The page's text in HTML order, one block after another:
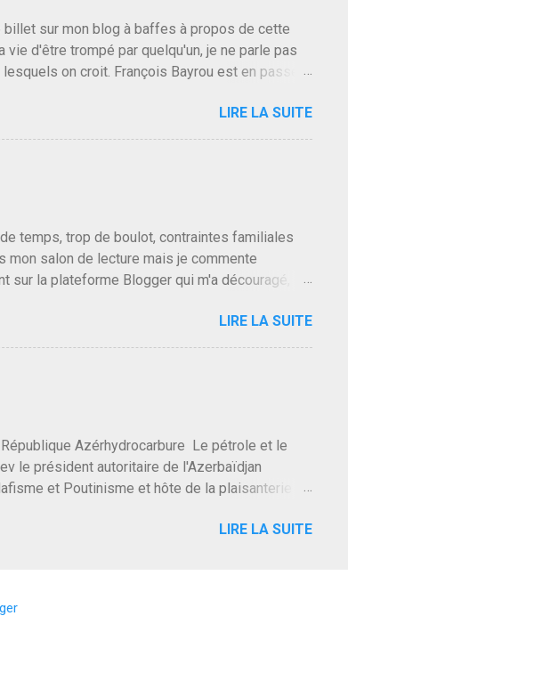
sur mon blog à baffes à propos de cette
d'être trompé par quelqu'un, je ne parle pas
on croit. François Bayrou est en passe
Sarkozy que de Hollande, sinon il serait candidat
ses discours critiques presque sincères
des américains en Normandie. Bayrou
LIRE LA SUITE
temps, trop de boulot, contraintes familiales
mon salon de lecture mais je commente
sur la plateforme Blogger qui m'a découragé,
via l'Ukraine reçoit des troupes de Kim Mes
d'amour déclenchent l'intifada mondiale après
part je ne peux pas franchement lui en
morts, tu as envie d'exploser la gueule de
LIRE LA SUITE
Azérhydrocarbure Le pétrole et le
le président autoritaire de l'Azerbaïdjan
et Poutinisme et hôte de la plaisanterie
en rire mais ce dictateur d'une autre époque est
Je suis invité à une soirée où mon hôte
LIRE LA SUITE